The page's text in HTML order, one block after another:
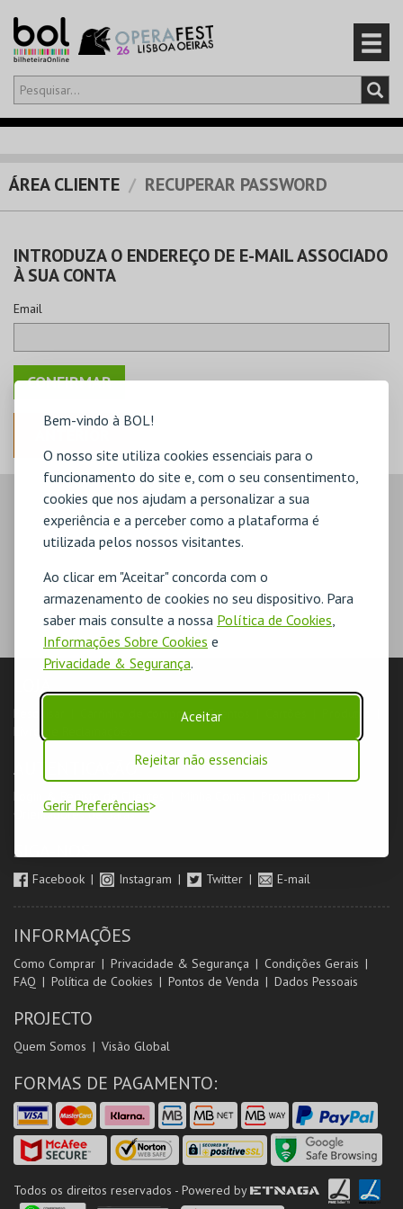
Bem-vindo à BOL!
O nosso site utiliza cookies essenciais para o
funcionamento do site e, com o seu consentimento,
cookies que nos ajudam a personalizar a sua
experiência e a perceber como a plataforma é
utilizada pelos nossos visitantes.
Ao clicar em "Aceitar" concorda com o
armazenamento de cookies no seu dispositivo. Para
saber mais consulte a nossa Política de Cookies
Informações Sobre Cookies e
Privacidade & Segurança.
Aceitar
Rejeitar não essenciais
Gerir Preferências
Olá,iniciar sessão
EVENTOS
CARTÕES
PRODUTOS
ÁREA CLIENTE RECUPERAR PASSWORD
INTRODUZA O ENDEREÇO DE E-MAIL ASSOCIADO
À SUA CONTA
Email
Pesquisar Carrinho de compras Eventos
Livro de Reclamações
AUTENTICAÇÃO
Login & Registo de Clientes
Orientadores de Salas
SIGA-NOS
Facebook Instagram Twitter E-mail
INFORMAÇÕES
Como Comprar Privacidade & Segurança
Condições Gerais
FAQ
Política de Cookies Pontos de Venda Dados Pessoais
PROJECTO
Quem Somos Visão Global
FORMAS DE PAGAMENTO:
Todos os direitos reservados - Powered by ETNAGA